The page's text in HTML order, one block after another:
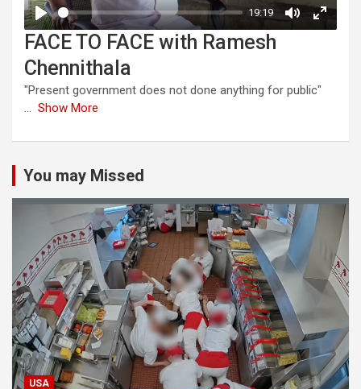
FACE TO FACE with Ramesh
Chennithala
"Present government does not done anything for public"
... Show More
You may Missed
USA